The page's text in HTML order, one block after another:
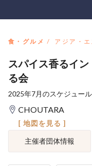
食・グルメ アジア・エ
スパイス香るイ
る会
2025年7月のスケジュー
CHOUTARA
[ 地図を見る ]
主催者団体情報